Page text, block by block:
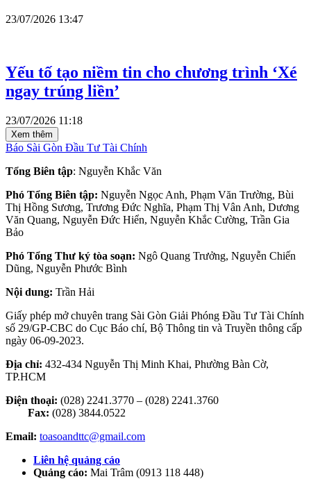
23/07/2026 13:47
Yếu tố tạo niềm tin cho chương trình ‘Xé
ngay trúng liền’
23/07/2026 11:18
Xem thêm
Báo Sài Gòn Đầu Tư Tài Chính
Tổng Biên tập: Nguyễn Khắc Văn
Phó Tổng Biên tập: Nguyễn Ngọc Anh, Phạm Văn Trường, Bùi
Thị Hồng Sương, Trương Đức Nghĩa, Phạm Thị Vân Anh, Dương
Văn Quang, Nguyễn Đức Hiển, Nguyễn Khắc Cường, Trần Gia
Bảo
Phó Tổng Thư ký tòa soạn: Ngô Quang Trưởng, Nguyễn Chiến
Dũng, Nguyễn Phước Bình
Nội dung: Trần Hải
Giấy phép mở chuyên trang Sài Gòn Giải Phóng Đầu Tư Tài Chính
số 29/GP-CBC do Cục Báo chí, Bộ Thông tin và Truyền thông cấp
ngày 06-09-2023.
Địa chỉ: 432-434 Nguyễn Thị Minh Khai, Phường Bàn Cờ,
TP.HCM
Điện thoại: (028) 2241.3770 – (028) 2241.3760
Fax: (028) 3844.0522
Email: toasoandttc@gmail.com
Liên hệ quảng cáo
Quảng cáo: Mai Trâm (0913 118 448)